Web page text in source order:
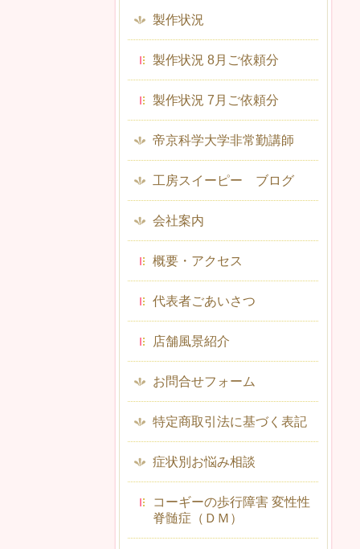
製作状況
製作状況 8月ご依頼分
製作状況 7月ご依頼分
帝京科学大学非常勤講師
工房スイーピー ブログ
会社案内
概要・アクセス
代表者ごあいさつ
店舗風景紹介
お問合せフォーム
特定商取引法に基づく表記
症状別お悩み相談
コーギーの歩行障害 変性性
脊髄症（ＤＭ）